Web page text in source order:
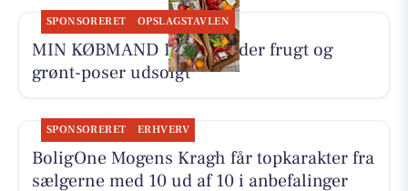
SPONSORERET OPSLAGSTAVLEN
MIN KØBMAND I ASP melder frugt og
grønt-poser udsolgt
SPONSORERET ERHVERV
BoligOne Mogens Kragh får topkarakter fra
sælgerne med 10 ud af 10 i anbefalinger